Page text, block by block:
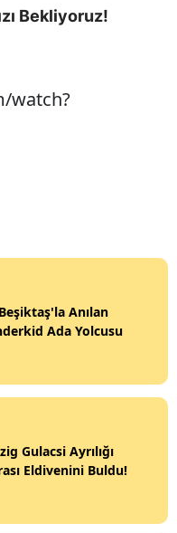
Bekliyoruz!
watch?
Anılan
Ada Yolcusu
Gulacsi Ayrılığı
Eldivenini Buldu!